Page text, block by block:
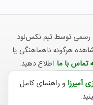
توسط تیم نکس‌لود
هرگونه ناهماهنگی یا
با ما اطلاع دهید.
آمیرزا و راهنمای کامل